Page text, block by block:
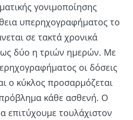
γονιμοποίησης
υπερηχογραφήματος το
σε τακτά χρονικά
δύο η τριών ημερών. Με
οι δόσεις
ο κύκλος προσαρμόζεται
κάθε ασθενή. Ο
επιτύχουμε τουλάχιστον